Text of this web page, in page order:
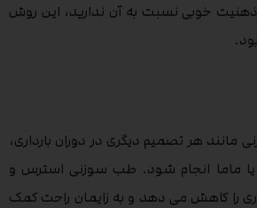
خوبی نسبت به آن ندارید، این روش
مانند هر تصمیم دیگری در دوران بارداری،
ماما انجام شود. طب سوزنی استرس و
را کاهش می دهد و به زایمان راحت کمک